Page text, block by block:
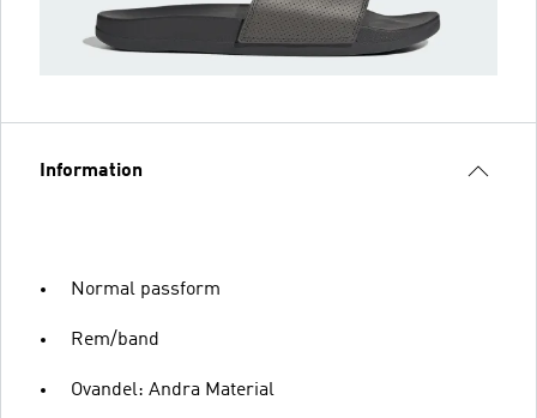
Information
Normal passform
Rem/band
Ovandel: Andra Material